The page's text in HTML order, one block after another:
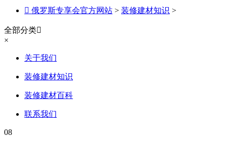
 俄罗斯专享会官方网站 > 装修建材知识 >
全部分类
×
关于我们
装修建材知识
装修建材百科
联系我们
08